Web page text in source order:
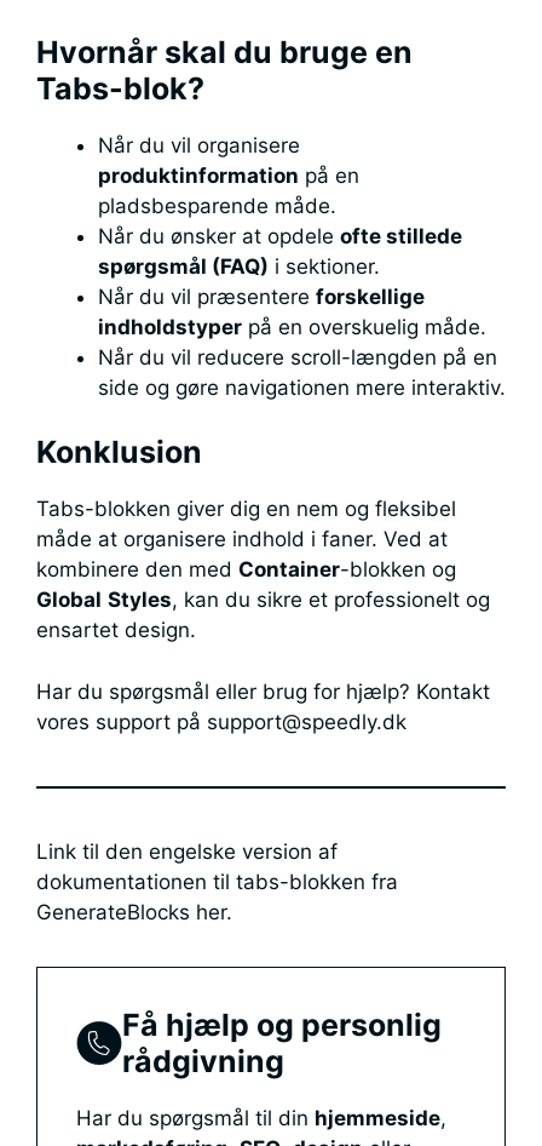
Hvornår skal du bruge en
Tabs-blok?
Når du vil organisere
produktinformation på en
pladsbesparende måde.
Når du ønsker at opdele ofte stillede
spørgsmål (FAQ) i sektioner.
Når du vil præsentere forskellige
indholdstyper på en overskuelig måde.
Når du vil reducere scroll-længden på en
side og gøre navigationen mere interaktiv.
Konklusion
Tabs-blokken giver dig en nem og fleksibel
måde at organisere indhold i faner. Ved at
kombinere den med Container-blokken og
Global Styles, kan du sikre et professionelt og
ensartet design.
Har du spørgsmål eller brug for hjælp? Kontakt
vores support på support@speedly.dk
Link til den engelske version af
dokumentationen til tabs-blokken fra
GenerateBlocks her.
Få hjælp og personlig
rådgivning
Har du spørgsmål til din hjemmeside,